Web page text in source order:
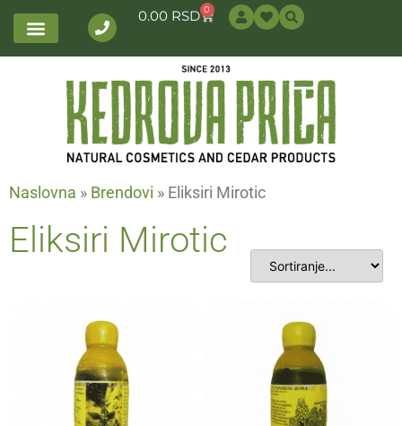
0.00 RSD 0
Naslovna » Brendovi » Eliksiri Mirotic
Eliksiri Mirotic